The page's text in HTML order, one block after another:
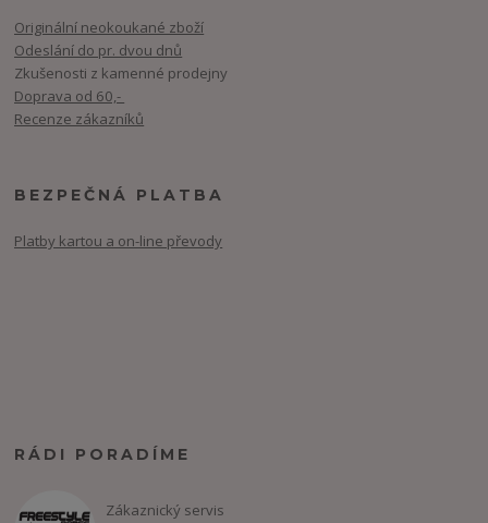
Originální neokoukané zboží
Odeslání do pr. dvou dnů
Zkušenosti z kamenné prodejny
Doprava od 60,-
Recenze zákazníků
BEZPEČNÁ PLATBA
Platby kartou a on-line převody
RÁDI PORADÍME
Zákaznický servis